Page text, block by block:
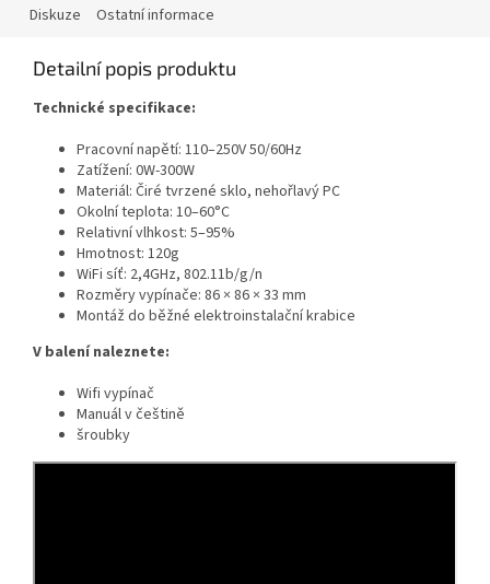
Diskuze Ostatní informace
Detailní popis produktu
Technické specifikace:
Pracovní napětí: 110–250V 50/60Hz
Zatížení: 0W-300W
Materiál: Čiré tvrzené sklo, nehořlavý PC
Okolní teplota: 10–60°C
Relativní vlhkost: 5–95%
Hmotnost: 120g
WiFi síť: 2,4GHz, 802.11b/g/n
Rozměry vypínače: 86 × 86 × 33 mm
Montáž do běžné elektroinstalační krabice
V balení naleznete:
Wifi vypínač
Manuál v češtině
šroubky